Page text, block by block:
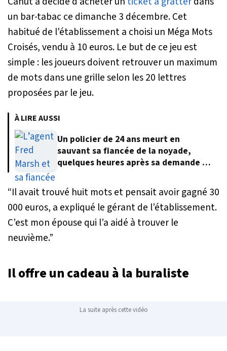
un bar-tabac ce dimanche 3 décembre. Cet
habitué de l'établissement a choisi un Méga Mots
Croisés, vendu à 10 euros. Le but de ce jeu est
simple : les joueurs doivent retrouver un maximum
de mots dans une grille selon les 20 lettres
proposées par le jeu.
À LIRE AUSSI
Un policier de 24 ans meurt en
sauvant sa fiancée de la noyade,
quelques heures après sa demande en
“Il avait trouvé huit mots et pensait avoir gagné 30
000 euros, a expliqué le gérant de l’établissement.
C’est mon épouse qui l’a aidé à trouver le
neuvième.”
Il offre un cadeau à la buraliste
La suite après cette vidéo